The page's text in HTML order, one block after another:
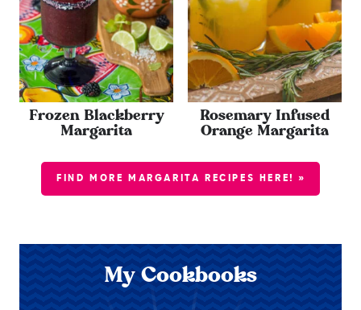
Frozen Blackberry
Margarita
Rosemary Infused
Orange Margarita
FIND MORE MARGARITA RECIPES HERE! »
My Cookbooks